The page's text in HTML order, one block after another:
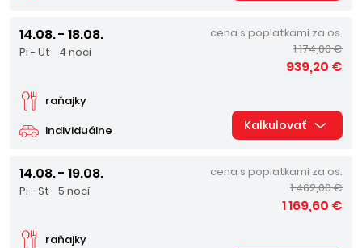
14.08. - 18.08.
Pi - Ut 4 noci
Individuálne
raňajky
cena s poplatkami za os.
1 174,00 €
939,20 €
Kalkulovať
14.08. - 19.08.
Pi - St 5 nocí
raňajky
cena s poplatkami za os.
1 462,00 €
1 169,60 €